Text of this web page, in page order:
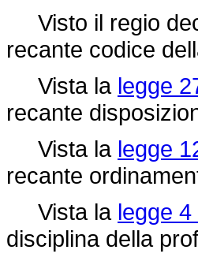
Visto il regio
recante codice
Vista la legge
recante
Vista la legge
recante
Vista la legge
disciplina della